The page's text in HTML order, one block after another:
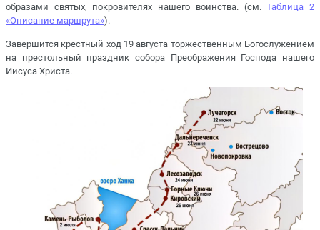
образами святых, покровителях нашего воинства. (см.Таблица 2
«Описание маршрута»).
Завершится крестный ход 19 августа торжественным Богослужением
на престольный праздник собора Преображения Господа нашего
Иисуса Христа.